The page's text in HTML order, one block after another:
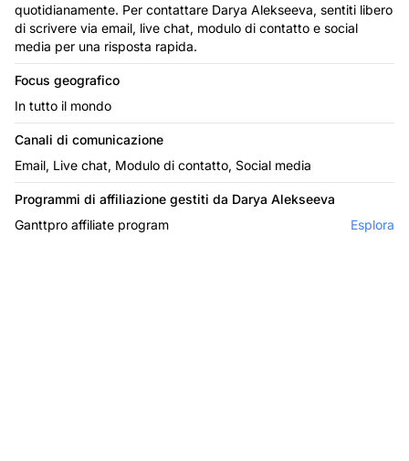
quotidianamente. Per contattare Darya Alekseeva, sentiti libero
di scrivere via email, live chat, modulo di contatto e social
media per una risposta rapida.
Focus geografico
In tutto il mondo
Canali di comunicazione
Email, Live chat, Modulo di contatto, Social media
Programmi di affiliazione gestiti da Darya Alekseeva
Ganttpro affiliate program
Esplora